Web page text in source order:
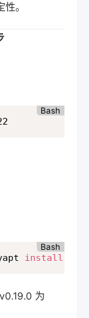
。
Bash
Bash
install
为